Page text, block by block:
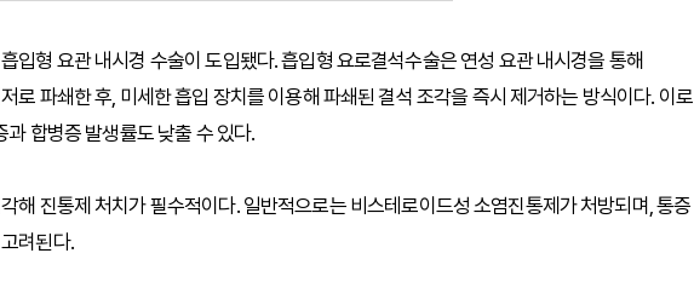
입형 요관 내시경 수술이 도입됐다. 흡입형 요로결석수술은 연성 요관 내시경을 통해
로 파쇄한 후, 미세한 흡입 장치를 이용해 파쇄된 결석 조각을 즉시 제거하는 방식이다. 이로
합병증 발생률도 낮출 수 있다.​
해 진통제 처치가 필수적이다. 일반적으로는 비스테로이드성 소염진통제가 처방되며, 통증
려된다.